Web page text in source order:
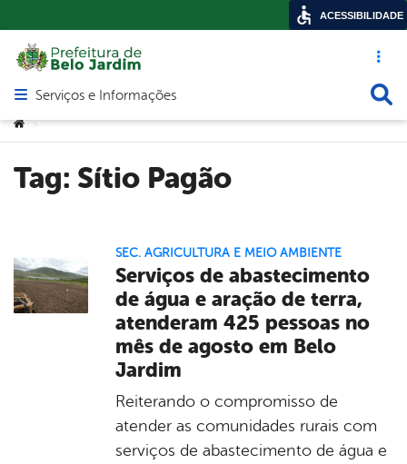
Acesso
Abrir menu principal de navegação
Serviços e Informações
Você está aqui:
>
Tag: Sítio Pagão
SEC. AGRICULTURA E MEIO AMBIENTE
Serviços de abastecimento
de água e aração de terra,
atenderam 425 pessoas no
mês de agosto em Belo
Jardim
Reiterando o compromisso de
atender as comunidades rurais com
serviços de abastecimento de água e
ACESSIBILIDADE